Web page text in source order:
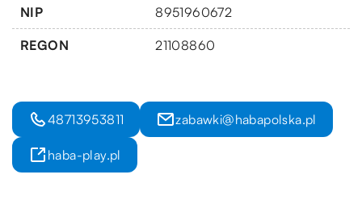
NIP 8951960672
REGON 21108860
48713953811 zabawki@habapolska.pl
haba-play.pl